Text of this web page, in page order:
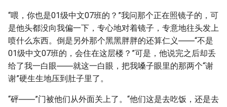
“喂，你也是01级中文07班的？”我问那个正在照镜子的，可
是他头都没向我偏一下，专心地对着镜子，专意地往头发上
喷什么东西。倒是另外那个黑黑胖胖的还算仁义――“不是
01级中文07班的，会住在这层楼？”可是，他说完之后却丢
给了我一白眼――就这一白眼，把我嗓子眼里的那两个“谢
谢”硬生生地压到肚子里了。
“砰――”门被他们从外面关上了。“他们这是去吃饭，还是去